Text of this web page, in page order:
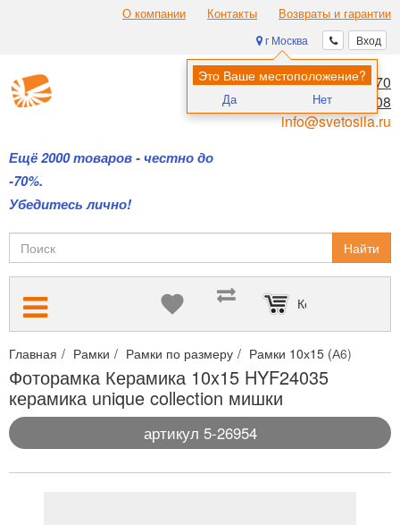
О компании Контакты Возвраты и гарантии
Вход
г Москва
Это Ваше местоположение?
Да Нет
Ещё 2000 товаров - честно до
-70%.
Убедитесь лично!
8 (495) 970-00-70
8 (800) 700-11-08
info@svetosila.ru
Найти
Корзина пуста
Главная Рамки Рамки по размеру Рамки 10х15 (А6)
Фоторамка Керамика 10x15 HYF24035
керамика unique collection мишки
артикул 5-26954